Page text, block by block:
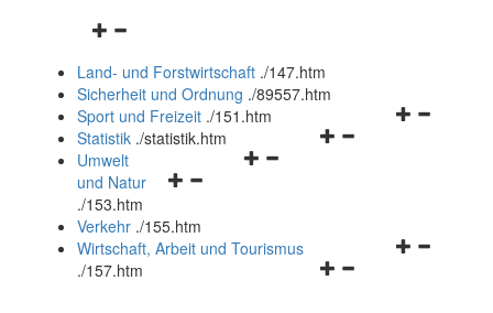
Navigationsmenü
und
schließen
Land- und Forstwirtschaft ./147.htm
Sicherheit und Ordnung ./89557.htm
Navigationsmenü
Sport und Freizeit ./151.htm
Navigationsmenü
Statistik ./statistik.htm
Navigationsmenü
und
schließen
Umwelt
und Natur
./153.htm
Verkehr ./155.htm
Navigationsmenü
Wirtschaft, Arbeit und Tourismus
./157.htm